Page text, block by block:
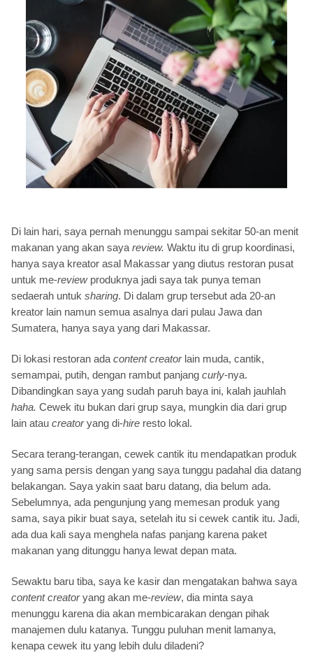
Di lain hari, saya pernah menunggu sampai sekitar 50-an menit
makanan yang akan saya review. Waktu itu di grup koordinasi,
hanya saya kreator asal Makassar yang diutus restoran pusat
untuk me-review produknya jadi saya tak punya teman
sedaerah untuk sharing. Di dalam grup tersebut ada 20-an
kreator lain namun semua asalnya dari pulau Jawa dan
Sumatera, hanya saya yang dari Makassar.
Di lokasi restoran ada content creator lain muda, cantik,
semampai, putih, dengan rambut panjang curly-nya.
Dibandingkan saya yang sudah paruh baya ini, kalah jauhlah
haha. Cewek itu bukan dari grup saya, mungkin dia dari grup
lain atau creatoryang di-hire resto lokal.
Secara terang-terangan, cewek cantik itu mendapatkan produk
yang sama persis dengan yang saya tunggu padahal dia datang
belakangan. Saya yakin saat baru datang, dia belum ada.
Sebelumnya, ada pengunjung yang memesan produk yang
sama, saya pikir buat saya, setelah itu si cewek cantik itu. Jadi,
ada dua kali saya menghela nafas panjang karena paket
makanan yang ditunggu hanya lewat depan mata.
Sewaktu baru tiba, saya ke kasir dan mengatakan bahwa saya
content creatoryang akan me-review, dia minta saya
menunggu karena dia akan membicarakan dengan pihak
manajemen dulu katanya. Tunggu puluhan menit lamanya,
kenapa cewek itu yang lebih dulu diladeni?